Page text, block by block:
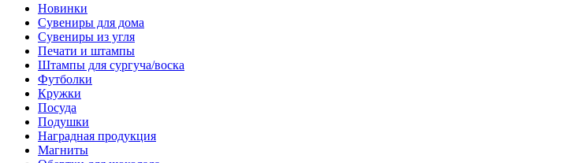
Новинки
Сувениры для дома
Сувениры из угля
Печати и штампы
Штампы для сургуча/воска
Футболки
Кружки
Посуда
Подушки
Наградная продукция
Магниты